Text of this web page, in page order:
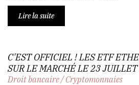
Lire la suite
C'EST OFFICIEL ! LES ETF
SUR LE MARCHÉ LE 23 JUILLET
Droit bancaire/Cryptomonnaies